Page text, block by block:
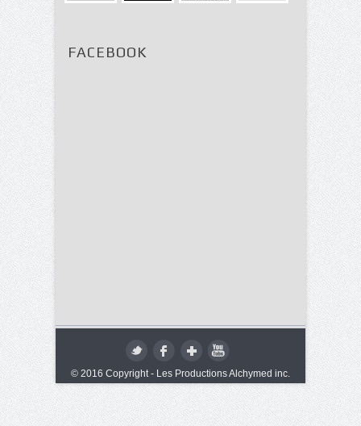
FACEBOOK
© 2016 Copyright - Les Productions Alchymed inc.